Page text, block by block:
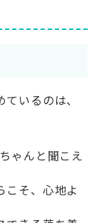
いるのは、
ゃんと聞こえ
こそ、心地よ